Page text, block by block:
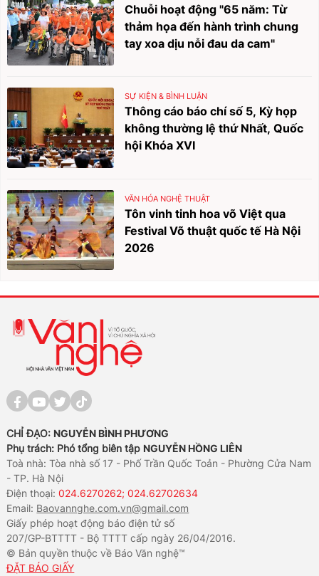
Chuỗi hoạt động "65 năm: Từ
thảm họa đến hành trình chung
tay xoa dịu nỗi đau da cam"
SỰ KIỆN & BÌNH LUẬN
Thông cáo báo chí số 5, Kỳ họp
không thường lệ thứ Nhất, Quốc
hội Khóa XVI
VĂN HÓA NGHỆ THUẬT
Tôn vinh tinh hoa võ Việt qua
Festival Võ thuật quốc tế Hà Nội
2026
CHỈ ĐẠO: NGUYỄN BÌNH PHƯƠNG
Phụ trách: Phó tổng biên tập NGUYỄN HỒNG LIÊN
Toà nhà: Tòa nhà số 17 - Phố Trần Quốc Toản - Phường Cửa Nam
- TP. Hà Nội
Điện thoại:024.6270262; 024.62702634
Email: Baovannghe.com.vn@gmail.com
Giấy phép hoạt động báo điện tử số
207/GP-BTTTT - Bộ TTTT cấp ngày 26/04/2016.
© Bản quyền thuộc về Báo Văn nghệ™
ĐẶT BÁO GIẤY